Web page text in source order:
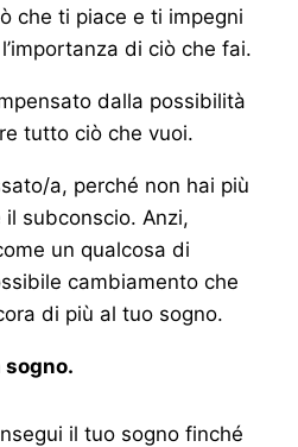
che ti piace e ti impegni
di ciò che fai.
dalla possibilità
tutto ciò che vuoi.
a, perché non hai più
subconscio. Anzi,
un qualcosa di
cambiamento che
di più al tuo sogno.
il tuo sogno finché